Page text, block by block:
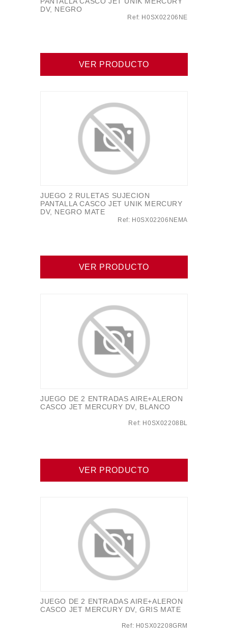
DV, NEGRO
Ref: H0SX02206NE
VER PRODUCTO
JUEGO 2 RULETAS SUJECION
PANTALLA CASCO JET UNIK MERCURY
DV, NEGRO MATE
Ref: H0SX02206NEMA
VER PRODUCTO
JUEGO DE 2 ENTRADAS AIRE+ALERON
CASCO JET MERCURY DV, BLANCO
Ref: H0SX02208BL
VER PRODUCTO
JUEGO DE 2 ENTRADAS AIRE+ALERON
CASCO JET MERCURY DV, GRIS MATE
Ref: H0SX02208GRM